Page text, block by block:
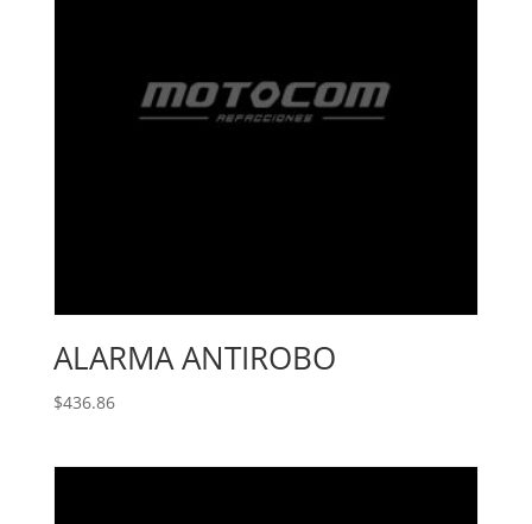
ALARMA ANTIROBO
$436.86